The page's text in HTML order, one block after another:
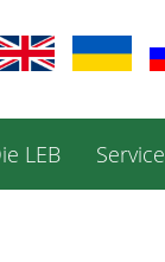
LEB Service